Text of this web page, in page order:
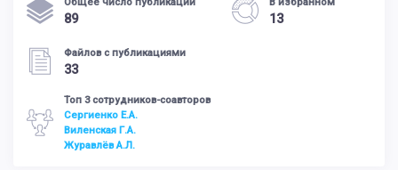
89 13
Файлов с публикациями
33
Топ 3 сотрудников-соавторов
Сергиенко Е.А.
Виленская Г.А.
Журавлёв А.Л.